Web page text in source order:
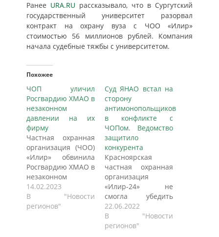
Ранее URA.RU рассказывало, что в Сургутский
государственный университет разорвал
контракт на охрану вуза с ЧОО «Илир»
стоимостью 56 миллионов рублей. Компания
начала судебные тяжбы с университетом.
Похожее
ЧОП уличил
Росгвардию ХМАО в
незаконном
давлении на их
фирму
Частная охранная
организация (ЧОО)
«Илир» обвинила
Росгвардию ХМАО в
незаконном
давлении на их
компанию, что, в
итоге, помогло
14.02.2023
В "Новости
регионов"
Суд ЯНАО встал на
сторону
антимонопольщиков
в конфликте с
ЧОПом. Ведомство
защитило
конкурента
Красноярская
частная охранная
организация
«Илир-24» не
смогла убедить
судью заставить
изменить решение
УФАС по ЯНАО. Как
22.06.2022
В "Новости
регионов"